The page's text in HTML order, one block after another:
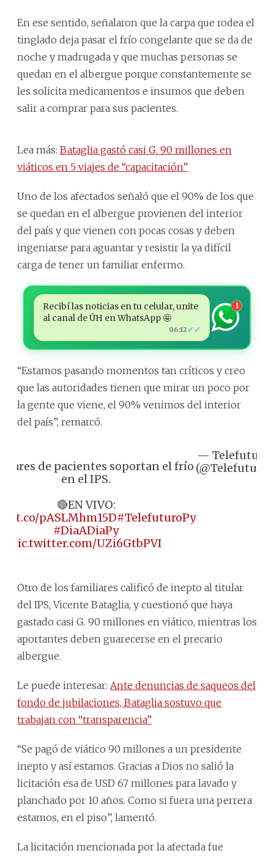
En ese sentido, señalaron que la carpa que rodea el
tinglado deja pasar el frío congelante que se da de
noche y madrugada y que muchas personas se
quedan en el albergue porque constantemente se
les solicita medicamentos e insumos que deben
salir a comprar para sus pacientes.
Lea más: Bataglia gastó casi G. 90 millones en
viáticos en 5 viajes de “capacitación”
Uno de los afectados señaló que el 90% de los que
se quedan en el albergue provienen del interior
del país y que vienen con pocas cosas y deben
ingeniarse para aguantar y resistir la ya difícil
carga de tener un familiar enfermo.
Recibí las noticias en tu celular, unite
al canal de ÚH en WhatsApp 🤩
06:12 ✓✓
1
“Estamos pasando momentos tan críticos y creo
que las autoridades tienen que mirar un poco por
la gente que viene, el 90% venimos del interior
del país”, remarcó.
de pacientes soportan el frío
en el IPS.
🔴EN VIVO:
t.co/pASLMhm15D#TelefuturoPy
#DiaADiaPy
pic.twitter.com/UZi6GtbPVI
— Telefuturo
(@Telefuturo)
Otro de los familiares calificó de inepto al titular
del IPS, Vicente Bataglia, y cuestionó que haya
gastado casi G. 90 millones en viático, mientras los
aportantes deben guarecerse en el precario
albergue.
Le puede interesar: Ante denuncias de saqueos del
fondo de jubilaciones, Bataglia sostuvo que
trabajan con “transparencia”
“Se pagó de viático 90 millones a un presidente
inepto y así estamos. Gracias a Dios no salió la
licitación esa de USD 67 millones para lavado y
planchado por 10 años. Como si fuera una perrera
estamos, en el piso”, lamentó.
La licitación mencionada por la afectada fue